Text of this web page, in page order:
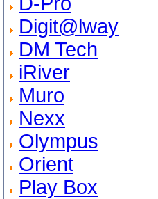
Digit@lway
DM Tech
iRiver
Muro
Nexx
Olympus
Orient
Play Box